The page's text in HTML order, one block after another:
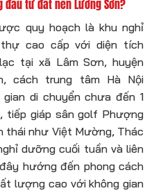
tư đất nền Lương Sơn?
quy hoạch là khu nghỉ
cao cấp với diện tích
tại xã Lâm Sơn, huyện
cách trung tâm Hà Nội
di chuyển chưa đến 1
tiếp giáp sân golf Phượng
thái như Việt Mường, Thác
dưỡng cuối tuần và liên
hướng đến phong cách
lượng cao với không gian